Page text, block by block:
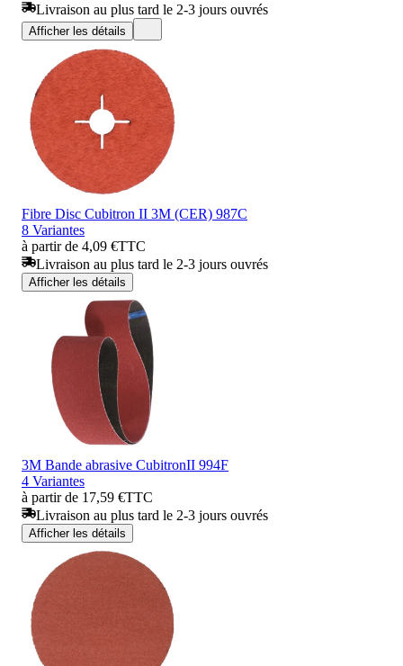
Livraison au plus tard le 2-3 jours ouvrés
Afficher les détails
Fibre Disc Cubitron II 3M (CER) 987C
8 Variantes
à partir de 4,09 €TTC
Livraison au plus tard le 2-3 jours ouvrés
Afficher les détails
3M Bande abrasive CubitronII 994F
4 Variantes
à partir de 17,59 €TTC
Livraison au plus tard le 2-3 jours ouvrés
Afficher les détails